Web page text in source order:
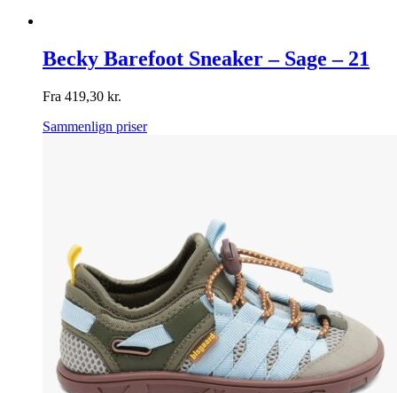
Becky Barefoot Sneaker – Sage – 21
Fra 419,30 kr.
Sammenlign priser